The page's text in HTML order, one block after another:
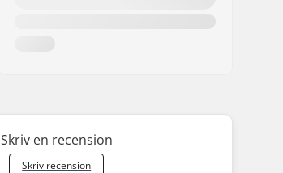
Skriv en recension
Skriv recension